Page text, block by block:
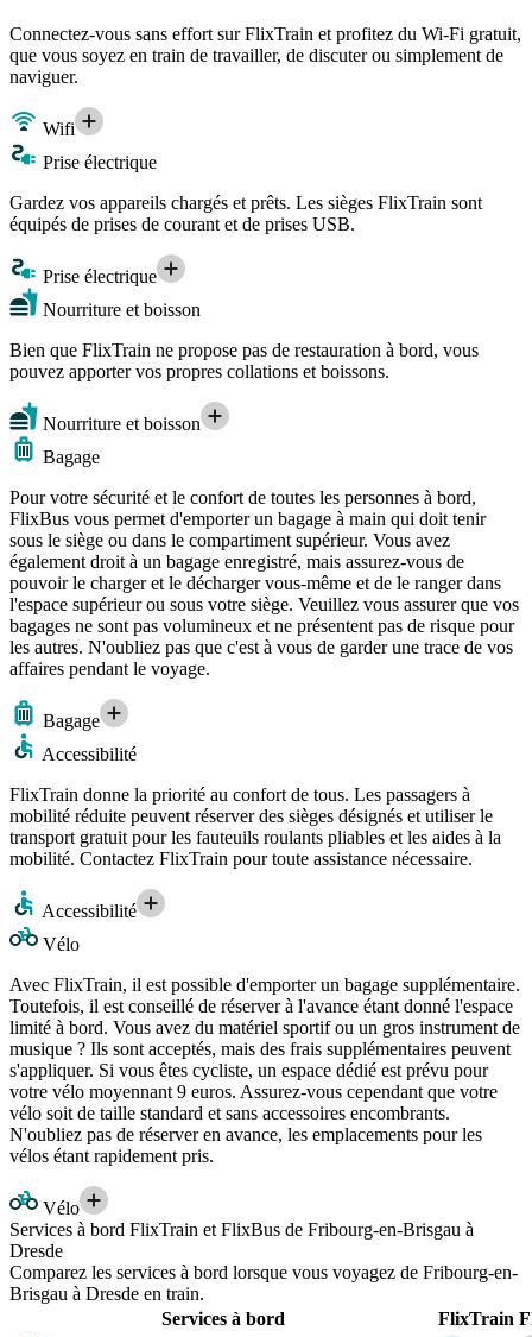
Connectez-vous sans effort sur FlixTrain et profitez du Wi-Fi gratuit,
que vous soyez en train de travailler, de discuter ou simplement de
naviguer.
Wifi
Prise électrique
Gardez vos appareils chargés et prêts. Les sièges FlixTrain sont
équipés de prises de courant et de prises USB.
Prise électrique
Nourriture et boisson
Bien que FlixTrain ne propose pas de restauration à bord, vous
pouvez apporter vos propres collations et boissons.
Nourriture et boisson
Bagage
Pour votre sécurité et le confort de toutes les personnes à bord,
FlixBus vous permet d'emporter un bagage à main qui doit tenir
sous le siège ou dans le compartiment supérieur. Vous avez
également droit à un bagage enregistré, mais assurez-vous de
pouvoir le charger et le décharger vous-même et de le ranger dans
l'espace supérieur ou sous votre siège. Veuillez vous assurer que vos
bagages ne sont pas volumineux et ne présentent pas de risque pour
les autres. N'oubliez pas que c'est à vous de garder une trace de vos
affaires pendant le voyage.
Bagage
Accessibilité
FlixTrain donne la priorité au confort de tous. Les passagers à
mobilité réduite peuvent réserver des sièges désignés et utiliser le
transport gratuit pour les fauteuils roulants pliables et les aides à la
mobilité. Contactez FlixTrain pour toute assistance nécessaire.
Accessibilité
Vélo
Avec FlixTrain, il est possible d'emporter un bagage supplémentaire.
Toutefois, il est conseillé de réserver à l'avance étant donné l'espace
limité à bord. Vous avez du matériel sportif ou un gros instrument de
musique ? Ils sont acceptés, mais des frais supplémentaires peuvent
s'appliquer. Si vous êtes cycliste, un espace dédié est prévu pour
votre vélo moyennant 9 euros. Assurez-vous cependant que votre
vélo soit de taille standard et sans accessoires encombrants.
N'oubliez pas de réserver en avance, les emplacements pour les
vélos étant rapidement pris.
Vélo
Services à bord FlixTrain et FlixBus de Fribourg-en-Brisgau à
Dresde
Comparez les services à bord lorsque vous voyagez de Fribourg-en-
Brisgau à Dresde en train.
Services à bord
FlixTrain